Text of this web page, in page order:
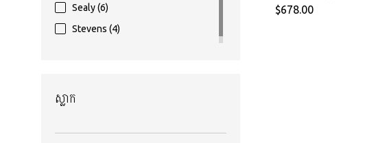
Sealy(6)
Stevens (4)
ស្លាក
$678.00